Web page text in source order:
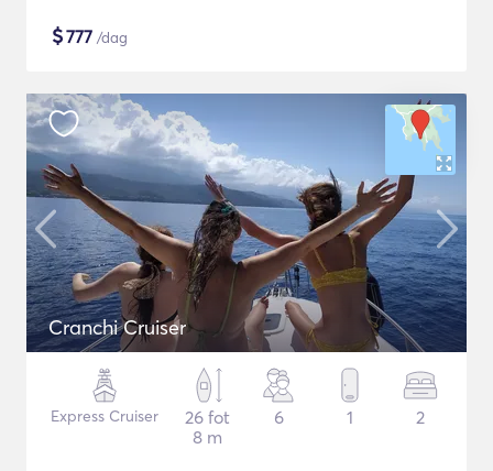
$777 /dag
Cranchi Cruiser
Express Cruiser
26 fot
8 m
6 1 2